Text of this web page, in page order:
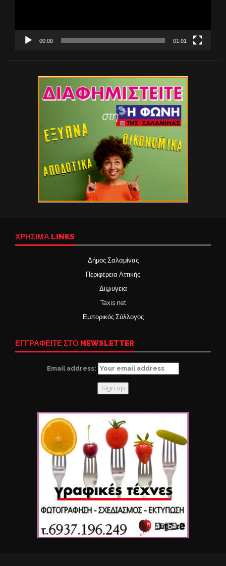
00:00 01:01
ΧΡΉΣΙΜΑ LINKS
Δήμος Σαλαμίνας
Περιφέρεια Αττικής
Δι@υγεια
Taxis net
Εμπορικός Σύλλογος
ΕΓΓΡΑΦΕΙΤΕ ΣΤΟ NEWSLETTER
Email address: